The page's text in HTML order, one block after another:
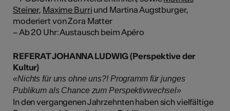
Steiner, Maxime Burri und Martina Augstburger,
moderiert von Zora Matter
– Ab 20 Uhr: Austausch beim Apéro
REFERAT JOHANNA LUDWIG (Perspektive der
Kultur)
«Nichts für uns ohne uns?! Programm für junges
Publikum als Chance zum Perspektivwechsel»
In den vergangenen Jahrzehnten haben sich vielfältige